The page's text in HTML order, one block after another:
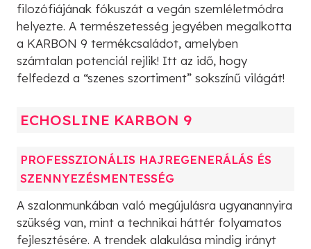
filozófiájának fókuszát a vegán szemléletmódra
helyezte. A természetesség jegyében megalkotta
a KARBON 9 termékcsaládot, amelyben
számtalan potenciál rejlik! Itt az idő, hogy
felfedezd a “szenes szortiment” sokszínű világát!
ECHOSLINE KARBON 9
PROFESSZIONÁLIS HAJREGENERÁLÁS ÉS
SZENNYEZÉSMENTESSÉG
A szalonmunkában való megújulásra ugyanannyira
szükség van, mint a technikai háttér folyamatos
fejlesztésére. A trendek alakulása mindig irányt